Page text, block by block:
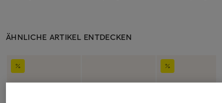
ÄHNLICHE ARTIKEL ENTDECKEN